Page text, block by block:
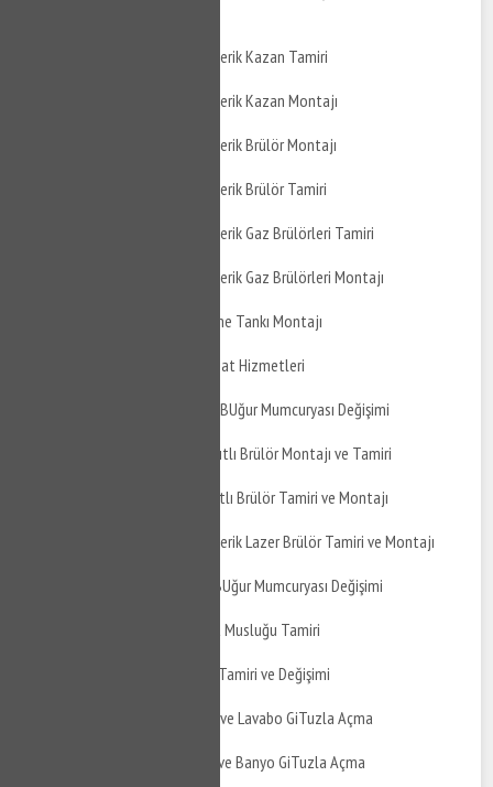
Gölcük Şirinköy Atmosferik Kazan Tamiri
Gölcük Şirinköy Atmosferik Kazan Montajı
Gölcük Şirinköy Atmosferik Brülör Montajı
Gölcük Şirinköy Atmosferik Brülör Tamiri
Gölcük Şirinköy Atmosferik Gaz Brülörleri Tamiri
Gölcük Şirinköy Atmosferik Gaz Brülörleri Montajı
Gölcük Şirinköy Genleşme Tankı Montajı
Gölcük Şirinköy Su Tesisat Hizmetleri
Gölcük Şirinköy Mutfak BUğur Mumcuryası Değişimi
Gölcük Şirinköy Gaz Yakıtlı Brülör Montajı ve Tamiri
Gölcük Şirinköy Sıvı Yakıtlı Brülör Tamiri ve Montajı
Gölcük Şirinköy Atmosferik Lazer Brülör Tamiri ve Montajı
Gölcük Şirinköy Banyo BUğur Mumcuryası Değişimi
Gölcük Şirinköy Taharet Musluğu Tamiri
Gölcük Şirinköy Musluk Tamiri ve Değişimi
Gölcük Şirinköy Mutfak ve Lavabo GiTuzla Açma
Gölcük Şirinköy Balkon ve Banyo GiTuzla Açma